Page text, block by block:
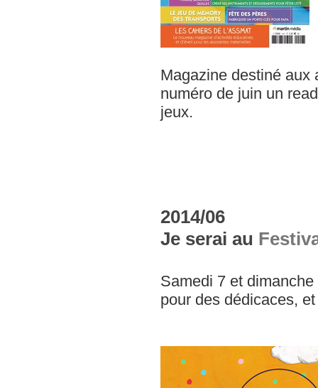
Magazine destiné aux
numéro de juin un
jeux.
2014/06
Je serai au
Samedi 7 et
pour des dédicaces,